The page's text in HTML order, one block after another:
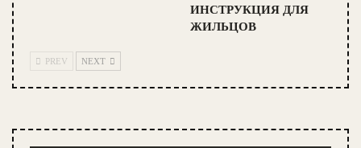
ИНСТРУКЦИЯ ДЛЯ
ЖИЛЬЦОВ
PREV NEXT